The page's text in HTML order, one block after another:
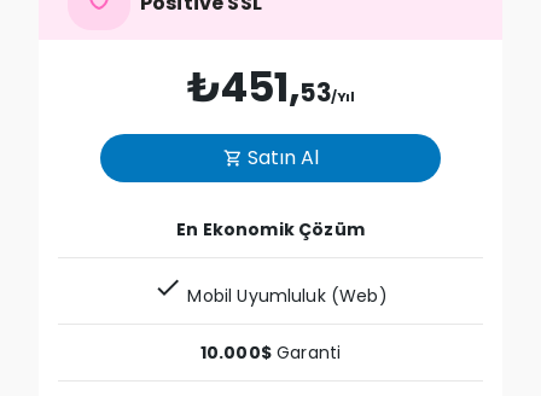
₺451,53/Yıl
shopping_cart Satın Al
En Ekonomik Çözüm
check Mobil Uyumluluk (Web)
10.000$Garanti